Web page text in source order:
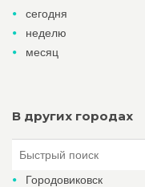
сегодня
неделю
месяц
В других городах
Городовиковск